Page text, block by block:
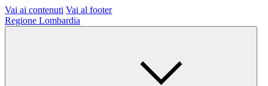
Vai ai contenuti Vai al footer
Regione Lombardia